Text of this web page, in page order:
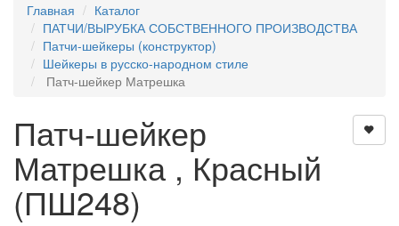
Главная
Каталог
ПАТЧИ/ВЫРУБКА СОБСТВЕННОГО ПРОИЗВОДСТВА
Патчи-шейкеры (конструктор)
Шейкеры в русско-народном стиле
Патч-шейкер Матрешка
Патч-шейкер
Матрешка , Красный
(ПШ248)